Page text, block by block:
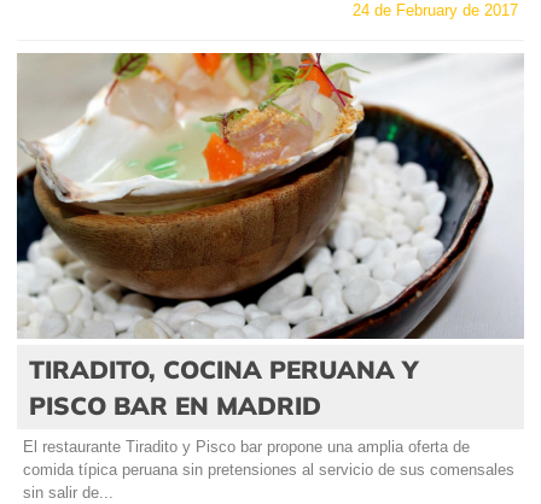
24 de February de 2017
TIRADITO, COCINA PERUANA Y
PISCO BAR EN MADRID
El restaurante Tiradito y Pisco bar propone una amplia oferta de
comida típica peruana sin pretensiones al servicio de sus comensales
sin salir de...